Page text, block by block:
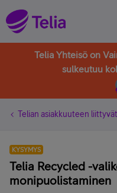
Telia Yhteisö on
sulkeutuu
Telian asiakkuuteen
KYSYMYS
Telia Recycled -
monipuolistaminen